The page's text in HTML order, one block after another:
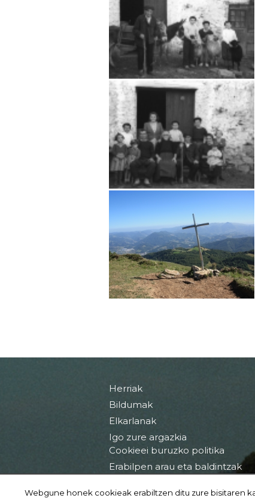
Herriak
Bildumak
Elkarlanak
Igo zure argazkia
Cookieei buruzko politika
Erabilpen arau eta baldintzak
Webgune honek cookieak erabiltzen ditu zure bisitaren